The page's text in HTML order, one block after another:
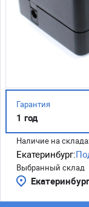
Гарантия
1 год
Наличие на
Екатеринбург:
Выбранный склад
Екатеринбург